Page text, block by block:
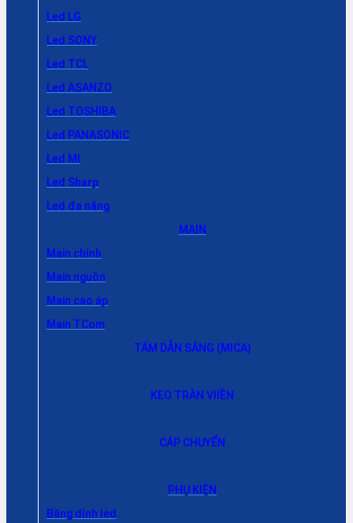
Led LG
Led SONY
Led TCL
Led ASANZO
Led TOSHIBA
Led PANASONIC
Led MI
Led Sharp
Led đa năng
MAIN
Main chính
Main nguồn
Main cao áp
Main TCom
TẤM DẪN SÁNG (MICA)
KEO TRÀN VIIỀN
CÁP CHUYỂN
PHỤ KIỆN
Băng dính led